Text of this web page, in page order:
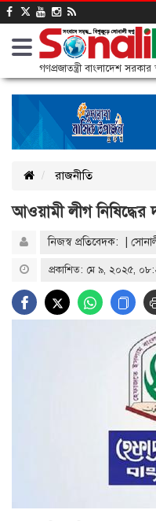
গণপ্রজাতন্ত্রী বাংলাদেশ
রাজনীতি
আওয়ামী লীগ
নিজস্ব প্রতিবেদক: |
প্রকাশিত: মে ৯, ২০২৫,